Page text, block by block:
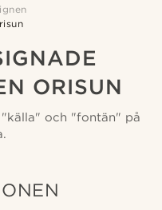
ORISUN
och "fontän" på